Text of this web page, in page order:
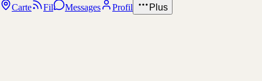
Carte
Fil Messages Profil Plus